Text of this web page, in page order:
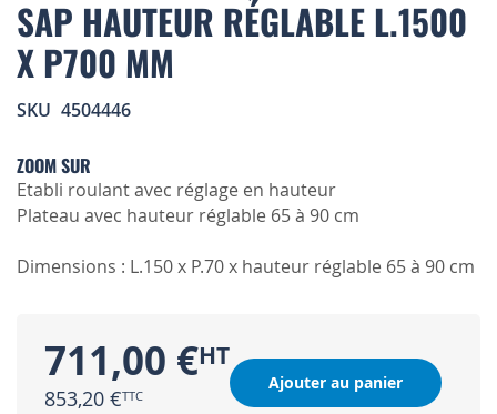
beginning
of
the
images
SAP HAUTEUR RÉGLABLE L.1500
X P700 MM
SKU 4504446
ZOOM SUR
Etabli roulant avec réglage en hauteur
Plateau avec hauteur réglable 65 à 90 cm
Dimensions : L.150 x P.70 x hauteur réglable 65 à 90 cm
711,00 €
853,20 €
Ajouter au panier